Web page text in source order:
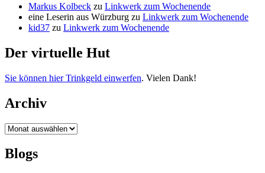
Markus Kolbeck zu Linkwerk zum Wochenende
eine Leserin aus Würzburg zu Linkwerk zum Wochenende
kid37 zu Linkwerk zum Wochenende
Der virtuelle Hut
Sie können hier Trinkgeld einwerfen. Vielen Dank!
Archiv
Archiv
Blogs